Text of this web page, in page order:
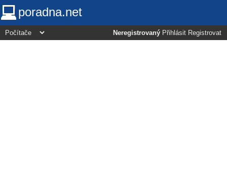
poradna.net
Neregistrovaný Přihlásit Registrovat